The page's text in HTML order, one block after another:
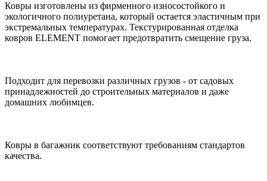
Ковры изготовлены из фирменного износостойкого и
экологичного полиуретана, который остается эластичным при
экстремальных температурах. Текстурированная отделка
ковров ELEMENT помогает предотвратить смещение груза.
Подходит для перевозки различных грузов - от садовых
принадлежностей до строительных материалов и даже
домашних любимцев.
Ковры в багажник соответствуют требованиям стандартов
качества.